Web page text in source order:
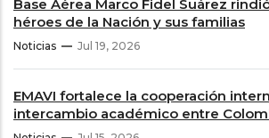
Base Aérea Marco Fidel Suárez
héroes de la Nación y sus familias
Noticias Jul 19, 2026
EMAVI fortalece la cooperación
intercambio académico entre